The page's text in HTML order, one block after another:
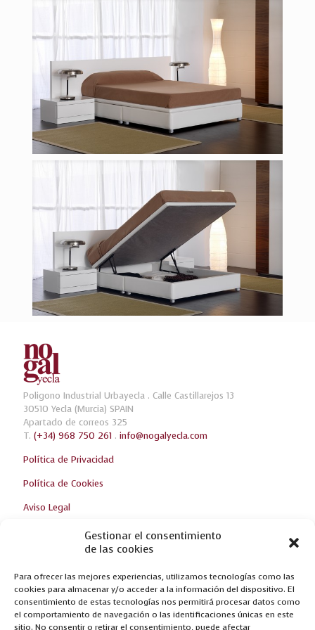
Gestionar el consentimiento
de las cookies
Para ofrecer las mejores experiencias, utilizamos tecnologías como las
cookies para almacenar y/o acceder a la información del dispositivo. El
consentimiento de estas tecnologías nos permitirá procesar datos como
el comportamiento de navegación o las identificaciones únicas en este
sitio. No consentir o retirar el consentimiento, puede afectar
Poligono Industrial Urbayecla . Calle Castillarejos 13
30510 Yecla (Murcia) SPAIN
Apartado de correos 325
T. (+34) 968 750 261 . info@nogalyecla.com
Política de Privacidad
Política de Cookies
Aviso Legal
Ultimas Noticias
¡TE ESPERAMOS EN LA FERIA DE ZARAGOZA!
NUEVAS CREACIONES EN FERIA DEL MUEBLE YECLA 2017